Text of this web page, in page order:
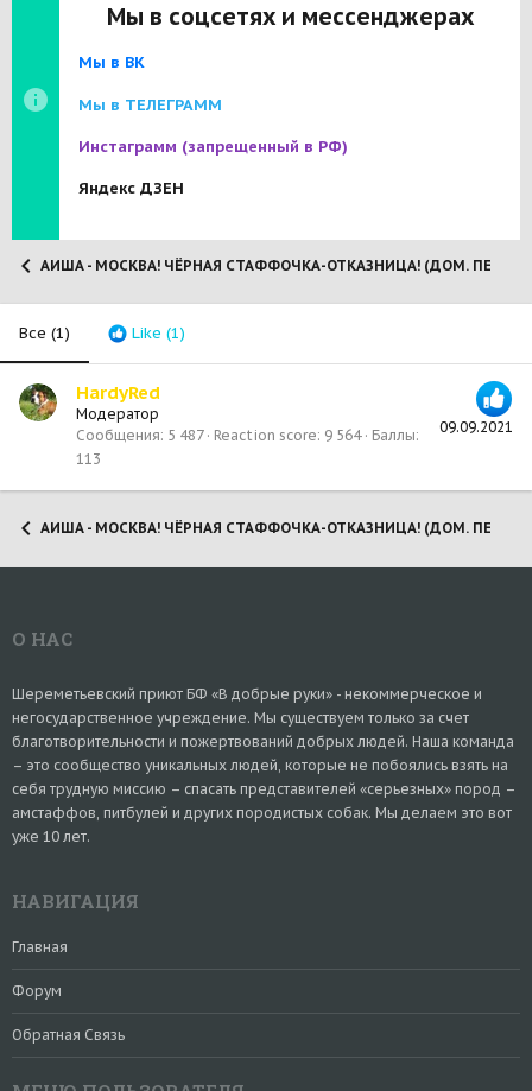
Мы в соцсетях и мессенджерах
Мы в ВК
Мы в ТЕЛЕГРАММ
Инстаграмм (запрещенный в РФ)
Яндекс ДЗЕН
АИША - МОСКВА! ЧЁРНАЯ СТАФФОЧКА-ОТКАЗНИЦА! (ДОМ.
Все (1) Like (1)
09.09.2021
HardyRed
Модератор
Сообщения 5 487 Reaction score 9 564
Баллы
113
АИША - МОСКВА! ЧЁРНАЯ СТАФФОЧКА-ОТКАЗНИЦА! (ДОМ.
О НАС
Шереметьевский приют БФ «В добрые руки» - некоммерческое и
негосударственное учреждение. Мы существуем только за счет
благотворительности и пожертвований добрых людей. Наша команда
– это сообщество уникальных людей, которые не побоялись взять на
себя трудную миссию – спасать представителей «серьезных» пород –
амстаффов, питбулей и других породистых собак. Мы делаем это вот
уже 10 лет.
НАВИГАЦИЯ
Главная
Форум
Обратная Связь